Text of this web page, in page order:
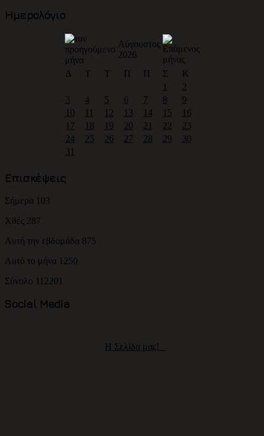
Ημερολόγιο
Αύγουστος
2026
Δ
Τ Τ Π Π Σ
Κ
1
2
3
4 5 6 7 8
9
10
11 12 13 14 15
16
17
18 19 20 21 22
23
24
25 26 27 28 29
30
31
Επισκέψεις
Σήμερα 103
Χθές 287
Αυτή την εβδομάδα 875
Αυτό το μήνα 1250
Σύνολο 112201
Social Media
H Σελίδα μας!